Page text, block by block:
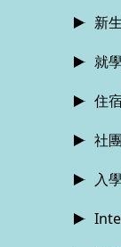
新
就
住
社
入